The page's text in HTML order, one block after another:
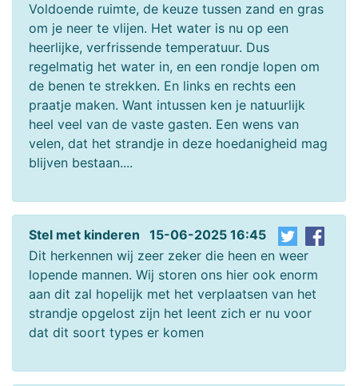
Voldoende ruimte, de keuze tussen zand en gras
om je neer te vlijen. Het water is nu op een
heerlijke, verfrissende temperatuur. Dus
regelmatig het water in, en een rondje lopen om
de benen te strekken. En links en rechts een
praatje maken. Want intussen ken je natuurlijk
heel veel van de vaste gasten. Een wens van
velen, dat het strandje in deze hoedanigheid mag
blijven bestaan....
Stel met kinderen 15-06-2025 16:45
Dit herkennen wij zeer zeker die heen en weer
lopende mannen. Wij storen ons hier ook enorm
aan dit zal hopelijk met het verplaatsen van het
strandje opgelost zijn het leent zich er nu voor
dat dit soort types er komen